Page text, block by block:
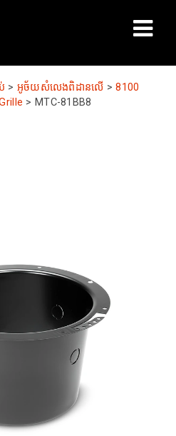
> អូច័យសំលេងពិដានលើ >8100
> MTC-81BB8